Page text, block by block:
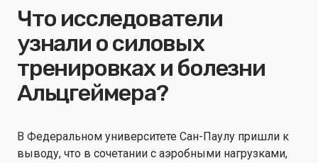
Что исследователи
узнали о силовых
тренировках и болезни
Альцгеймера?
В Федеральном университете Сан-Паулу пришли к
выводу, что в сочетании с аэробными нагрузками,